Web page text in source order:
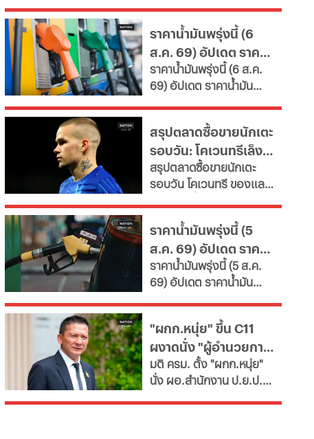
"โรงเรียนผู้สูงอายุ" มุ่งขับ
เคลื่อนสังคมสูงวัยอย่างมี
คุณค่า หนุนพัฒนา
ศักยภาพ-เรียนรู้ตลอดชีวิต
เผยช่องทางยื่นคำขอทั้ง
กทม.-ต่างจังหวัด พบ
ฝ่าฝืนเกณฑ์เสี่ยงถูกสั่ง
เพิกถอน
ราคาน้ำมันพรุ่งนี้ (6
ส.ค. 69) อัปเดต ราคา
น้ำมันล่าสุด จากปั๊ม
ใหญ่
ราคาน้ำมันพรุ่งนี้ (6 ส.ค.
69) อัปเดต ราคาน้ำมัน
ขนาดใหญ่ มีทั้งราคาน้ำมัน
ดีเซล เบนซิน และ แก๊สโซ
ฮอล์
สรุปตลาดซื้อขายนักเตะ
รอบวัน: โคเวนทรีเล็ง
"มูดริก" สาลิกาปัดปืน
ซื้อ "กิมาไรส์"
สรุปตลาดซื้อขายนักเตะ
รอบวัน โคเวนทรี ของแลม
ด้านสาลิกาดงปัดข้อเสนอ
แรกจาก อาร์เซนอล ในการ
ล่าตัว "กิมาไรส์" ขณะที่ โค
โม่ ปิดดีล "ชาโลบาห์"
ราคาน้ำมันพรุ่งนี้ (5
ส.ค. 69) อัปเดต ราคา
น้ำมันล่าสุด จากปั๊ม
ใหญ่
ราคาน้ำมันพรุ่งนี้ (5 ส.ค.
69) อัปเดต ราคาน้ำมัน
ขนาดใหญ่ มีทั้งราคาน้ำมัน
ดีเซล เบนซิน และ แก๊สโซ
ฮอล์
"ผกก.หนุ่ย" ขึ้น C11
ผงาดนั่ง "ผู้อำนวยการ
ป.ย.ป."
มติ ครม. ตั้ง "ผกก.หนุ่ย"
นั่ง ผอ.สำนักงาน ป.ย.ป.